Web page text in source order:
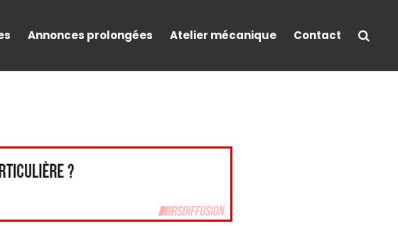
Annonces prolongées Atelier mécanique Contact